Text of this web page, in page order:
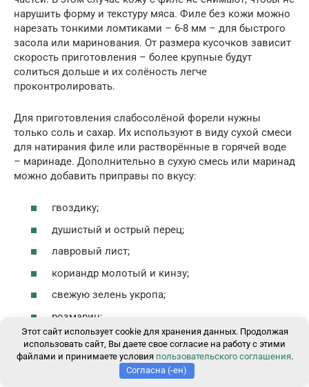
Закрыть через4
нарушить форму и текстуру мяса. Филе без кожи можно
нарезать тонкими ломтиками – 6-8 мм – для быстрого
засола или маринования. От размера кусочков зависит
скорость приготовления – более крупные будут
солиться дольше и их солёность легче
проконтролировать.
Для приготовления слабосолёной форели нужны
только соль и сахар. Их используют в виду сухой смеси
для натирания филе или растворённые в горячей воде
– маринаде. Дополнительно в сухую смесь или маринад
можно добавить приправы по вкусу:
гвоздику;
душистый и острый перец;
лавровый лист;
кориандр молотый и кинзу;
свежую зелень укропа;
розмарин;
клюкву;
фруктовые и ягодные соки;
соевый соус или уксус;
Этот сайт использует cookie для хранения данных. Продолжая
использовать сайт, Вы даете свое согласие на работу с этими
файлами и принимаете условия пользовательского соглашения.
Согласна (-ен)